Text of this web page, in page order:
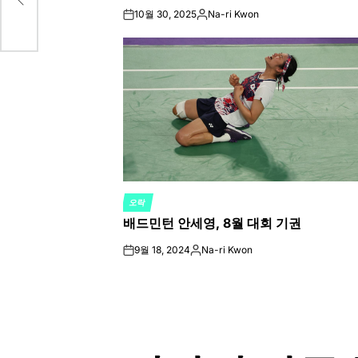
on10월 30, 2025Posted
Na-ri Kwon
POSTED
IN
오락
배드민턴 안세영, 8월 대회 기권
on9월 18, 2024Posted
Na-ri Kwon